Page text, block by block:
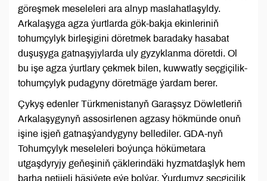
göreşmek meseleleri ara alnyp maslahatlaşyldy.
Arkalaşyga agza ýurtlarda gök-bakja ekinleriniň
tohumçylyk birleşigini döretmek baradaky hasabat
duşuşyga gatnaşyjylarda uly gyzyklanma döretdi. Ol
bu işe agza ýurtlary çekmek bilen, kuwwatly seçgiçilik-
tohumçylyk pudagyny döretmäge ýardam berer.
Çykyş edenler Türkmenistanyň Garaşsyz Döwletleriň
Arkalaşygynyň assosirlenen agzasy hökmünde onuň
işine işjeň gatnaşýandygyny bellediler. GDA-nyň
Tohumçylyk meseleleri boýunça hökümetara
utgaşdyryjy geňeşiniň çäklerindäki hyzmatdaşlyk hem
barha netijeli häsiýete eýe bolýar. Ýurdumyz seçgiçilik